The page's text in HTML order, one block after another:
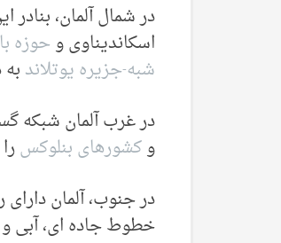
در شمال آلمان،
اسکاندیناوی وحوزه
شبه-جزیره یوتلاند
در غرب آلمان شبکه
وکشورهای بنلوکس
در جنوب، آلمان
خطوط جاده ای، آبی و